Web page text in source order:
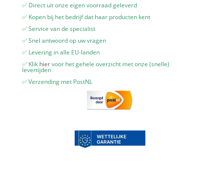
✅ Direct uit onze eigen voorraad geleverd
✅ Kopen bij het bedrijf dat haar producten kent
✅ Service van de specialist
✅ Snel antwoord op uw vragen
✅ Levering in alle EU-landen
✅ Klik hiervoor het gehele overzicht met onze (snelle)
levertijden
✅ Verzending met PostNL